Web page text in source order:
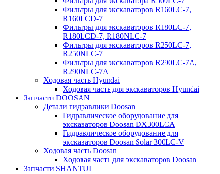
Фильтры для экскаваторов R160LC-7,
R160LCD-7
Фильтры для экскаваторов R180LC-7,
R180LCD-7, R180NLC-7
Фильтры для экскаваторов R250LC-7,
R250NLC-7
Фильтры для экскаваторов R290LC-7A,
R290NLC-7A
Ходовая часть Hyundai
Ходовая часть для экскаваторов Hyundai
Запчасти DOOSAN
Детали гидравлики Doosan
Гидравлическое оборудование для
экскаваторов Doosan DX300LCA
Гидравлическое оборудование для
экскаваторов Doosan Solar 300LC-V
Ходовая часть Doosan
Ходовая часть для экскаваторов Doosan
Запчасти SHANTUI